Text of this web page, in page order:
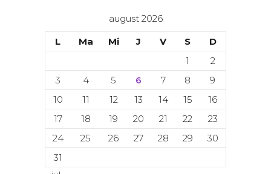
august 2026
L
Ma Mi J V S
D
1
2
3
4 5 6 7 8
9
10
11 12 13 14 15
16
17
18 19 20 21 22
23
24
25 26 27 28 29
30
31